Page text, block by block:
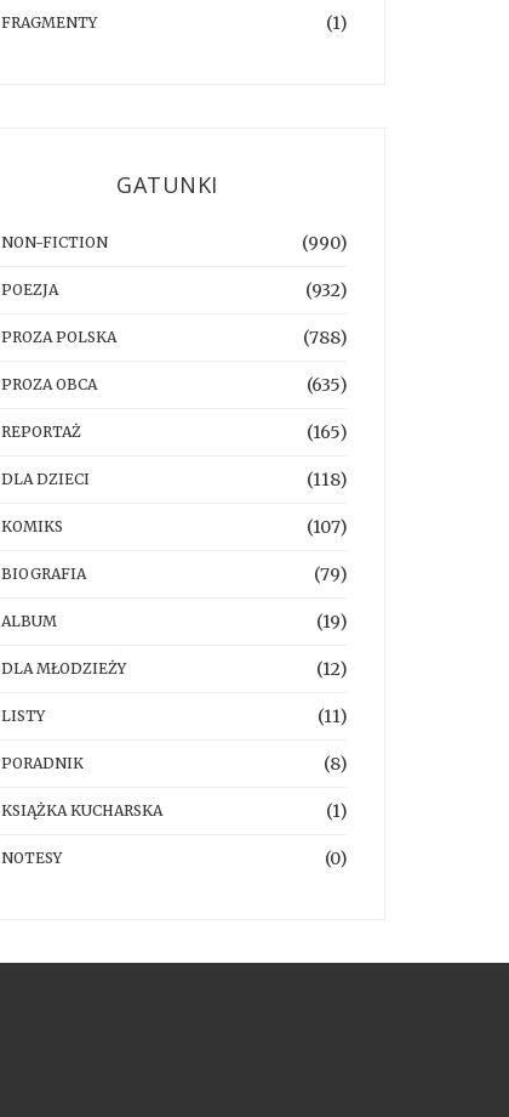
FRAGMENTY (1)
GATUNKI
NON-FICTION (990)
POEZJA (932)
PROZA POLSKA (788)
PROZA OBCA (635)
REPORTAŻ (165)
DLA DZIECI (118)
KOMIKS (107)
BIOGRAFIA (79)
ALBUM (19)
DLA MŁODZIEŻY (12)
LISTY (11)
PORADNIK (8)
KSIĄŻKA KUCHARSKA (1)
NOTESY (0)